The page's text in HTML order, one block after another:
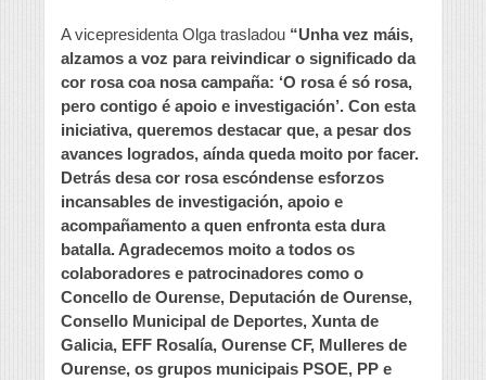
A vicepresidenta Olga trasladou “Unha vez máis,
alzamos a voz para reivindicar o significado da
cor rosa coa nosa campaña: ‘O rosa é só rosa,
pero contigo é apoio e investigación’. Con esta
iniciativa, queremos destacar que, a pesar dos
avances logrados, aínda queda moito por facer.
Detrás desa cor rosa escóndense esforzos
incansables de investigación, apoio e
acompañamento a quen enfronta esta dura
batalla. Agradecemos moito a todos os
colaboradores e patrocinadores como o
Concello de Ourense, Deputación de Ourense,
Consello Municipal de Deportes, Xunta de
Galicia, EFF Rosalía, Ourense CF, Mulleres de
Ourense, os grupos municipais PSOE, PP e